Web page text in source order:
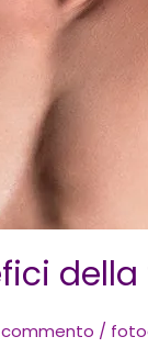
commento /